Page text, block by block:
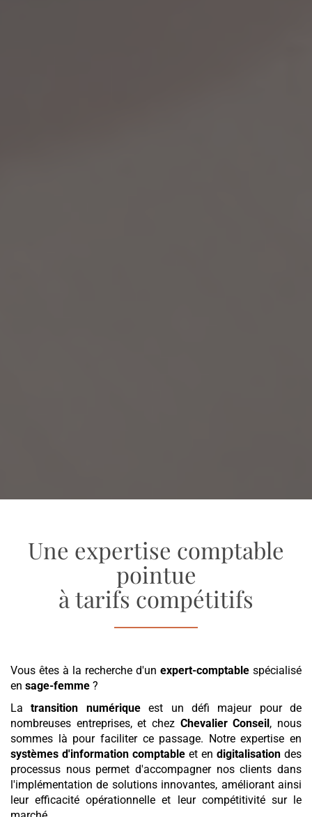
Une expertise comptable
pointue
à tarifs compétitifs
Vous êtes à la recherche d'un expert-comptable spécialisé
en sage-femme ?
Latransition numériqueest un défi majeur pour de
nombreuses entreprises, et chez Chevalier Conseil, nous
sommes là pour faciliter ce passage. Notre expertise en
systèmes d'information comptable et en digitalisation des
processus nous permet d'accompagner nos clients dans
l'implémentation de solutions innovantes, améliorant ainsi
leur efficacité opérationnelle et leur compétitivité sur le